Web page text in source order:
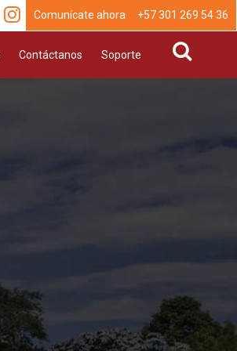
Comunícate ahora +57 301 269 54 36
Contáctanos Soporte